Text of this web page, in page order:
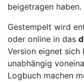
beigetragen haben.
Gestempelt wird
oder online in das
Version eignet sich
unabhängig
Logbuch machen